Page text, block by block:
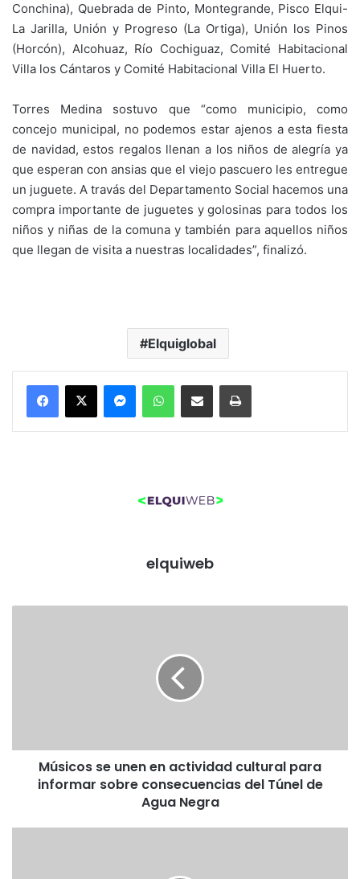
Conchina), Quebrada de Pinto, Montegrande, Pisco Elqui-
La Jarilla, Unión y Progreso (La Ortiga), Unión los Pinos
(Horcón), Alcohuaz, Río Cochiguaz, Comité Habitacional
Villa los Cántaros y Comité Habitacional Villa El Huerto.
Torres Medina sostuvo que “como municipio, como
concejo municipal, no podemos estar ajenos a esta fiesta
de navidad, estos regalos llenan a los niños de alegría ya
que esperan con ansias que el viejo pascuero les entregue
un juguete. A travás del Departamento Social hacemos una
compra importante de juguetes y golosinas para todos los
niños y niñas de la comuna y también para aquellos niños
que llegan de visita a nuestras localidades”, finalizó.
Elquiglobal
elquiweb
e
Músicos se unen en actividad cultural para
informar sobre consecuencias del Túnel de
Agua Negra